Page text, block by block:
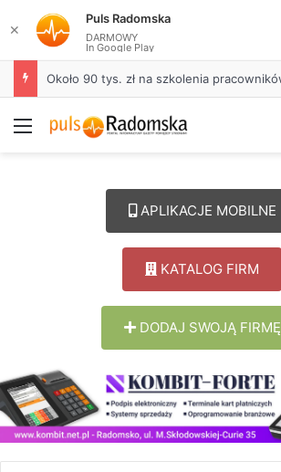
Menu
APLIKACJE MOBILNE
KATALOG FIRM
DODAJ SWOJĄ FIRMĘ
✕
Puls Radomska
DARMOWY
In Google Play